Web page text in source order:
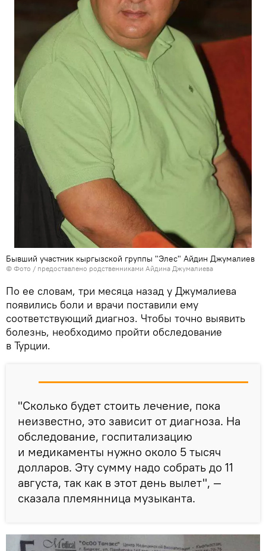
Бывший участник кыргызской группы "Элес" Айдин Джумалиев
© Фото / предоставлено родственниками Айдина Джумалиева
По ее словам, три месяца назад у Джумалиева
появились боли и врачи поставили ему
соответствующий диагноз. Чтобы точно выявить
болезнь, необходимо пройти обследование
в Турции.
"Сколько будет стоить лечение, пока
неизвестно, это зависит от диагноза. На
обследование, госпитализацию
и медикаменты нужно около 5 тысяч
долларов. Эту сумму надо собрать до 11
августа, так как в этот день вылет", —
сказала племянница музыканта.